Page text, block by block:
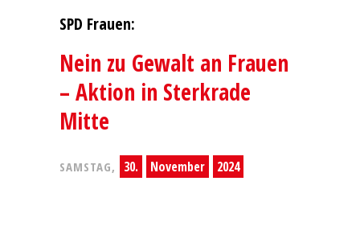
SPD Frauen:
Nein zu Gewalt an Frauen
– Aktion in Sterkrade
Mitte
SAMSTAG, 30. November 2024